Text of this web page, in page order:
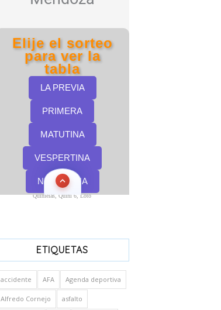
Quinielas, Quini 6, Loto
ETIQUETAS
accidente AFA Agenda deportiva
Alfredo Cornejo asfalto